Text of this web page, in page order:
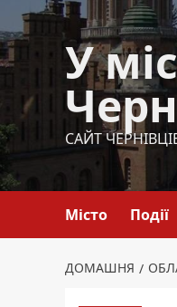
Перейти
до
вмісту
У
САЙТ
Місто Події
ДОМАШНЯ